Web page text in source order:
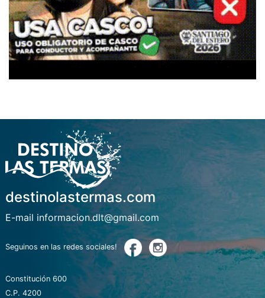
destinolastermas.com
E-mail informacion.dlt@gmail.com
Seguinos en las redes sociales!
Constitución 600
C.P. 4200